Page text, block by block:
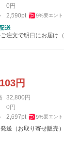
0円
2,590pt 9%要エント
注文で明日にお届け
円
32,800 円
0 円
2,697pt 9%要エント
送（お取り寄せ販売